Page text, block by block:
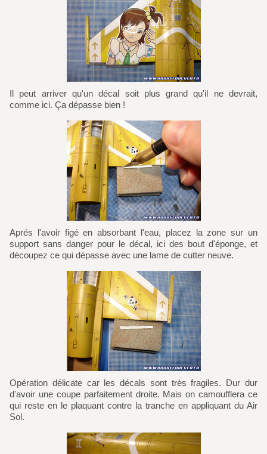
Il peut arriver qu'un décal soit plus grand qu'il ne devrait,
comme ici. Ça dépasse bien !
Aprés l'avoir figé en absorbant l'eau, placez la zone sur un
support sans danger pour le décal, ici des bout d'éponge, et
découpez ce qui dépasse avec une lame de cutter neuve.
Opération délicate car les décals sont très fragiles. Dur dur
d'avoir une coupe parfaitement droite. Mais on camoufflera ce
qui reste en le plaquant contre la tranche en appliquant du Air
Sol.